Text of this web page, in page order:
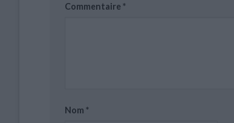
Commentaire*
Nom *